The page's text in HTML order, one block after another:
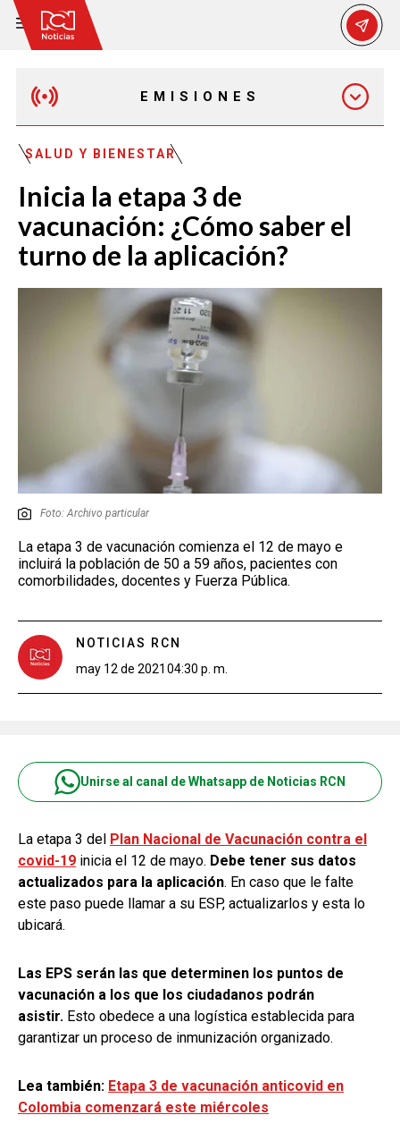
EMISIONES
EMISIÓN 12:30 PM
EMISIÓN 7:00 PM
SALUD Y BIENESTAR
Inicia la etapa 3 de
vacunación: ¿Cómo saber el
turno de la aplicación?
Foto: Archivo particular
La etapa 3 de vacunación comienza el 12 de mayo e
incluirá la población de 50 a 59 años, pacientes con
comorbilidades, docentes y Fuerza Pública.
NOTICIAS RCN
may 12 de 2021 04:30 p. m.
Unirse al canal de Whatsapp de Noticias RCN
La etapa 3 del Plan Nacional de Vacunación contra el
covid-19 inicia el 12 de mayo. Debe tener sus datos
actualizados para la aplicación. En caso que le falte
este paso puede llamar a su ESP, actualizarlos y esta lo
ubicará.
Las EPS serán las que determinen los puntos de
vacunación a los que los ciudadanos podrán
asistir. Esto obedece a una logística establecida para
garantizar un proceso de inmunización organizado.
Lea también: Etapa 3 de vacunación anticovid en
Colombia comenzará este miércoles